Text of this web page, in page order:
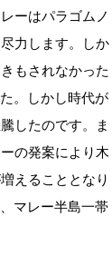
ーはパラゴムノ
力します。しか
もされなかった
。しかし時代が
したのです。ま
の発案により木
えることとなり
マレー半島一帯